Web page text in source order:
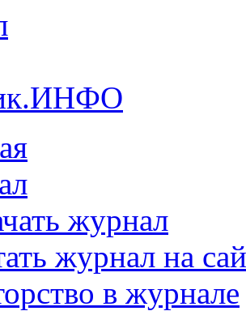
журнал
журнал на
в журнале